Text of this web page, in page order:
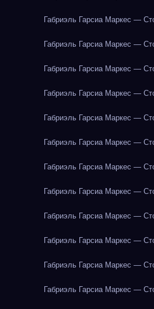
Габриэль Гарсиа Маркес —
Габриэль Гарсиа Маркес —
Габриэль Гарсиа Маркес —
Габриэль Гарсиа Маркес —
Габриэль Гарсиа Маркес —
Габриэль Гарсиа Маркес —
Габриэль Гарсиа Маркес —
Габриэль Гарсиа Маркес —
Габриэль Гарсиа Маркес —
Габриэль Гарсиа Маркес —
Габриэль Гарсиа Маркес —
Габриэль Гарсиа Маркес —